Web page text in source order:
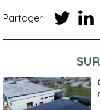
Partager :